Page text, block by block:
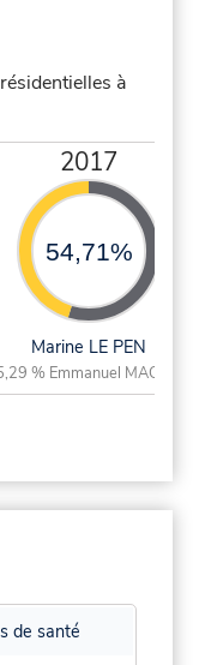
à
2017
54,71%
Marine LE PEN
% Emmanuel MACRON
de santé